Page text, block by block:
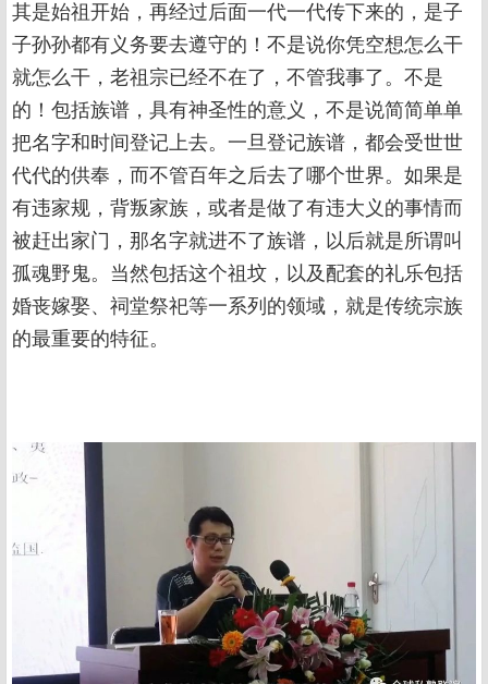
其是始祖开始，再经过后面一代一代传下来的，是子
子孙孙都有义务要去遵守的！不是说你凭空想怎么干
就怎么干，老祖宗已经不在了，不管我事了。不是
的！包括族谱，具有神圣性的意义，不是说简简单单
把名字和时间登记上去。一旦登记族谱，都会受世世
代代的供奉，而不管百年之后去了哪个世界。如果是
有违家规，背叛家族，或者是做了有违大义的事情而
被赶出家门，那名字就进不了族谱，以后就是所谓叫
孤魂野鬼。当然包括这个祖坟，以及配套的礼乐包括
婚丧嫁娶、祠堂祭祀等一系列的领域，就是传统宗族
的最重要的特征。